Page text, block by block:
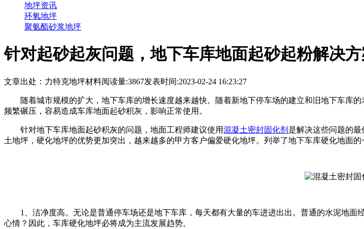
地坪资讯
环氧地坪
聚氨酯砂浆地坪
针对起砂起灰问题，地下车库地面起砂起粉解决
文章出处：力特克地坪材料阅读量:3867发表时间:2023-02-24 16:23:27
随着城市规模的扩大，地下车库的增长速度越来越快。随着新地下停车场的建立和旧地下车库
频繁碾压，容易造成车库地面起砂积灰，影响正常使用。
针对地下车库地面起砂积灰的问题，地面工程师建议使用混凝土密封固化剂 是解决这些问题的
土地坪，硬化地坪的优势更加突出，越来越多的甲方客户偏爱硬化地坪。列举了地下车库硬化地面的
1、洁净度高。无论是普通停车场还是地下车库，每天都有大量的车进进出出。普通的水泥地
心情？因此，车库硬化地坪必将成为主流发展趋势。